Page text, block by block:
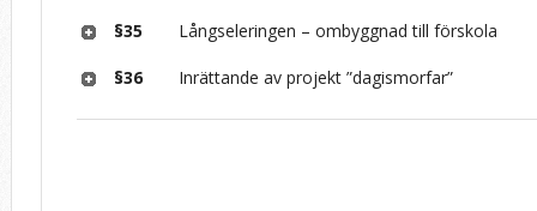
§35 Långseleringen – ombyggnad till förskola
§36 Inrättande av projekt ”dagismorfar”